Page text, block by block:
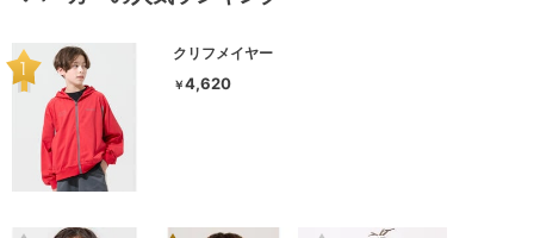
クリフメイヤー
￥4,620